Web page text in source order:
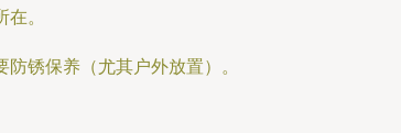
。
锈保养（尤其户外放置）。